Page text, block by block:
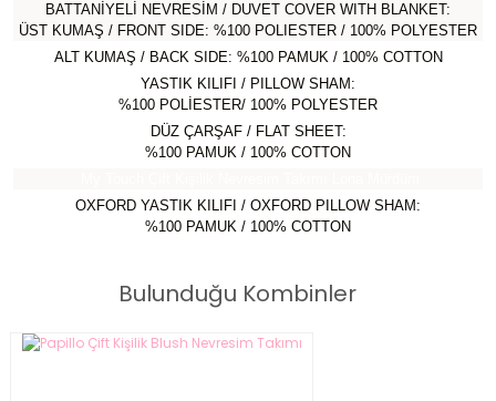
BATTANİYELİ NEVRESİM / DUVET COVER WITH BLANKET:
ÜST KUMAŞ / FRONT SIDE: %100 POLIESTER / 100% POLYESTER
ALT KUMAŞ / BACK SIDE: %100 PAMUK / 100% COTTON
YASTIK KILIFI / PILLOW SHAM:
%100 POLİESTER/ 100% POLYESTER
DÜZ ÇARŞAF / FLAT SHEET:
%100 PAMUK / 100% COTTON
OXFORD YASTIK KILIFI / OXFORD PILLOW SHAM:
%100 PAMUK / 100% COTTON
Bulunduğu Kombinler